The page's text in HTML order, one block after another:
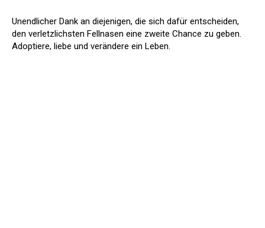
Unendlicher Dank an diejenigen, die sich dafür entscheiden,
den verletzlichsten Fellnasen eine zweite Chance zu geben.
Adoptiere, liebe und verändere ein Leben.